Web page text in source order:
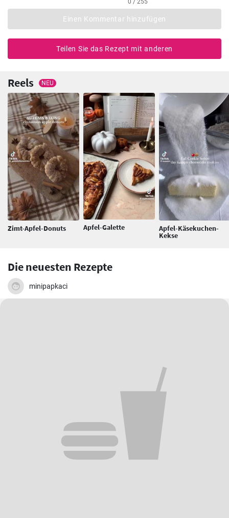
Einen Kommentar hinzufügen
Teilen Sie das Rezept mit anderen
Reels NEU
Zimt-Apfel-Donuts Apfel-Galette Apfel-Käsekuchen-
Kekse
Die neuesten Rezepte
minipapkaci